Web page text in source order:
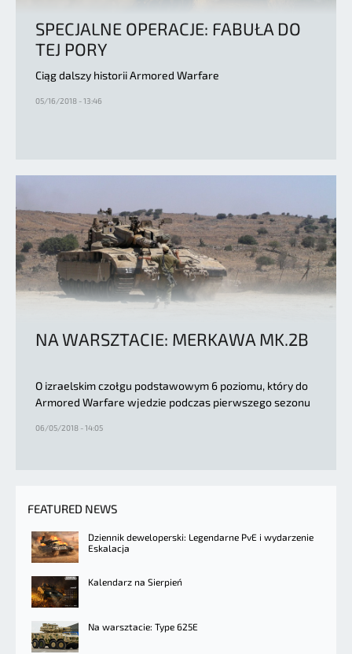
SPECJALNE OPERACJE: FABUŁA DO
TEJ PORY
Ciąg dalszy historii Armored Warfare
05/16/2018 - 13:46
NA WARSZTACIE: MERKAWA MK.2B
O izraelskim czołgu podstawowym 6 poziomu, który do
Armored Warfare wjedzie podczas pierwszego sezonu
06/05/2018 - 14:05
FEATURED NEWS
Dziennik deweloperski: Legendarne PvE i wydarzenie
Eskalacja
Kalendarz na Sierpień
Na warsztacie: Type 625E